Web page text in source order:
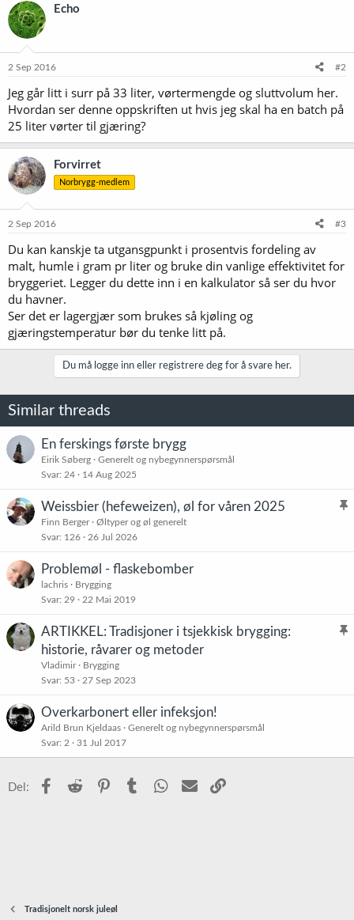
Echo
2 Sep 2016 #2
Jeg går litt i surr på 33 liter, vørtermengde og sluttvolum her.
Hvordan ser denne oppskriften ut hvis jeg skal ha en batch på
25 liter vørter til gjæring?
Forvirret
Norbrygg-medlem
2 Sep 2016 #3
Du kan kanskje ta utgansgpunkt i prosentvis fordeling av
malt, humle i gram pr liter og bruke din vanlige effektivitet for
bryggeriet. Legger du dette inn i en kalkulator så ser du hvor
du havner.
Ser det er lagergjær som brukes så kjøling og
gjæringstemperatur bør du tenke litt på.
Du må logge inn eller registrere deg for å svare her.
Similar threads
En ferskings første brygg
Eirik Søberg
Generelt og nybegynnerspørsmål
Svar 24 14 Aug 2025
K
Weissbier (hefeweizen), øl for våren 2025
Finn Berger
Øltyper og øl generelt
Svar 126 26 Jul 2026
Problemøl - flaskebomber
lachris
Brygging
Svar 29 22 Mai 2019
K
ARTIKKEL: Tradisjoner i tsjekkisk brygging:
historie, råvarer og metoder
Vladimir
Brygging
Svar 53 27 Sep 2023
Overkarbonert eller infeksjon!
Arild Brun Kjeldaas
Generelt og nybegynnerspørsmål
Svar 2 31 Jul 2017
Del: Facebook
Reddit PinterestTumblr WhatsApp
E-post
Tradisjonelt norsk juleøl